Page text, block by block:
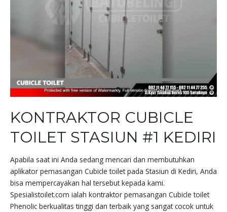
KONTRAKTOR CUBICLE
TOILET STASIUN #1 KEDIRI
Apabila saat ini Anda sedang mencari dan membutuhkan
aplikator pemasangan Cubicle toilet pada Stasiun di Kediri, Anda
bisa mempercayakan hal tersebut kepada kami.
Spesialistoilet.com ialah kontraktor pemasangan Cubicle toilet
Phenolic berkualitas tinggi dan terbaik yang sangat cocok untuk